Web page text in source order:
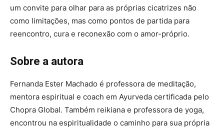
um convite para olhar para as próprias cicatrizes não
como limitações, mas como pontos de partida para
reencontro, cura e reconexão com o amor-próprio.
Sobre a autora
Fernanda Ester Machado é professora de meditação,
mentora espiritual e coach em Ayurveda certificada pelo
Chopra Global. Também reikiana e professora de yoga,
encontrou na espiritualidade o caminho para sua própria